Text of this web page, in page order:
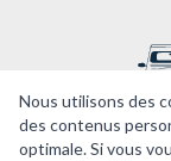
Nous utilisons des
des contenus
optimale. Si vous